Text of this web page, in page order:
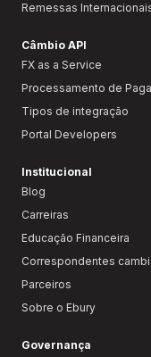
Remessas
Câmbio API
FX as a Service
Processamento de
Tipos de integração
Portal Developers
Institucional
Blog
Carreiras
Educação Financeira
Correspondentes
Parceiros
Sobre o Ebury
Governança